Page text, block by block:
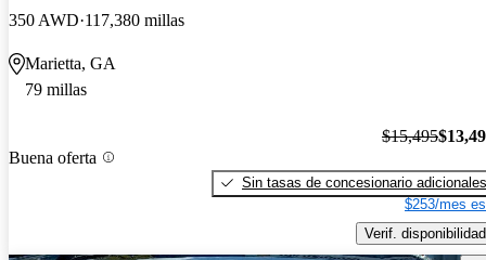
350 AWD 117,380 millas
Marietta, GA
79 millas
Buena oferta
$15,495
Sin tasas de concesionario adicionales
$253/mes
Verif. disponibilidad